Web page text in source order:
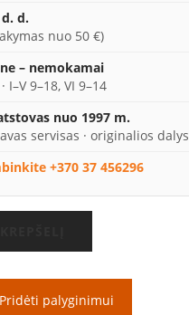
d.
nuo 50 €)
– nemokamai
I–V 9–18, VI 9–14
nuo 1997 m.
servisas · originalios dalys
+370 37 456296
Pridėti palyginimui